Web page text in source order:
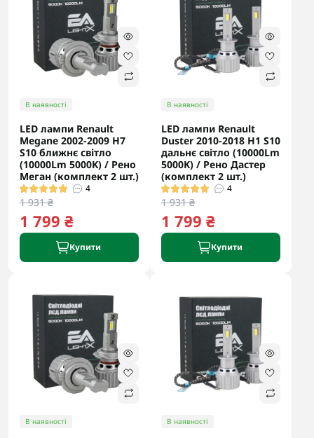
В наявності
LED лампи Renault
Megane 2002-2009 H7
S10 ближнє світло
(10000Lm 5000K) / Рено
Меган (комплект 2 шт.)
4
1 931 ₴
1 799 ₴
Купити
В наявності
LED лампи Renault
Duster 2010-2018 H1 S10
дальнє світло (10000Lm
5000K) / Рено Дастер
(комплект 2 шт.)
4
1 931 ₴
1 799 ₴
Купити
В наявності В наявності